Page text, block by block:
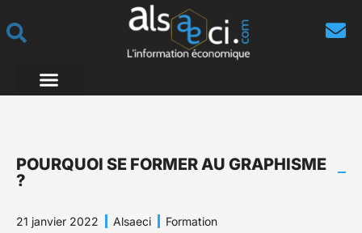
POURQUOI SE FORMER AU GRAPHISME
?
21 janvier 2022 Alsaeci Formation